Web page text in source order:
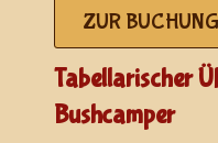
ZUR BUCHUNG
Tabellarischer
Bushcamper